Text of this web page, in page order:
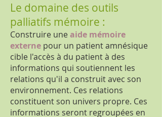
Le domaine des outils
palliatifs mémoire :
Construire uneaide mémoire
externe pour un patient amnésique
cible l'accès à du patient à des
informations qui soutiennent les
relations qu'il a construit avec son
environnement. Ces relations
constituent son univers propre. Ces
informations seront regroupées en